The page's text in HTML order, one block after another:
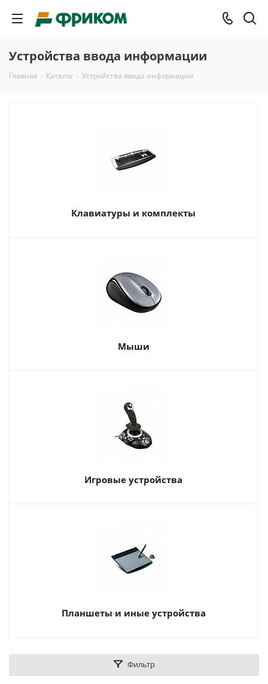
Устройства ввода информации
Главная - Каталог - Устройства ввода информации
Клавиатуры и комплекты
Мыши
Игровые устройства
Планшеты и иные устройства
Фильтр